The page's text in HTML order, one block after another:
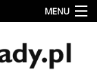
MENU